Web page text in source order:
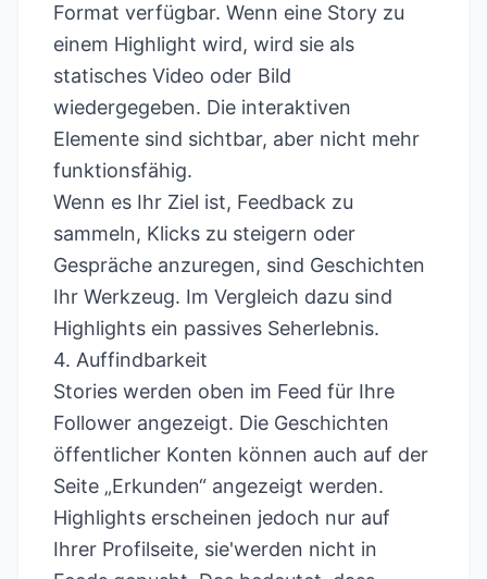
Format verfügbar. Wenn eine Story zu
einem Highlight wird, wird sie als
statisches Video oder Bild
wiedergegeben. Die interaktiven
Elemente sind sichtbar, aber nicht mehr
funktionsfähig.
Wenn es Ihr Ziel ist, Feedback zu
sammeln, Klicks zu steigern oder
Gespräche anzuregen, sind Geschichten
Ihr Werkzeug. Im Vergleich dazu sind
Highlights ein passives Seherlebnis.
4. Auffindbarkeit
Stories werden oben im Feed für Ihre
Follower angezeigt. Die Geschichten
öffentlicher Konten können auch auf der
Seite „Erkunden“ angezeigt werden.
Highlights erscheinen jedoch nur auf
Ihrer Profilseite, sie'werden nicht in